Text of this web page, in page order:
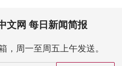
文网 每日新闻简报
，周一至周五上午发送。